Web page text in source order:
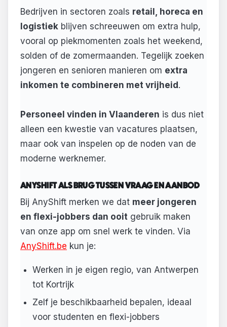
Bedrijven in sectoren zoals retail, horeca en
logistiek blijven schreeuwen om extra hulp,
vooral op piekmomenten zoals het weekend,
solden of de zomermaanden. Tegelijk zoeken
jongeren en senioren manieren om extra
inkomen te combineren met vrijheid.
Personeel vinden in Vlaanderen is dus niet
alleen een kwestie van vacatures plaatsen,
maar ook van inspelen op de noden van de
moderne werknemer.
ANYSHIFT ALS BRUG TUSSEN VRAAG EN AANBOD
Bij AnyShift merken we dat meer jongeren
en flexi-jobbers dan ooit gebruik maken
van onze app om snel werk te vinden. Via
AnyShift.be kun je:
Werken in je eigen regio, van Antwerpen
tot Kortrijk
Zelf je beschikbaarheid bepalen, ideaal
voor studenten en flexi-jobbers